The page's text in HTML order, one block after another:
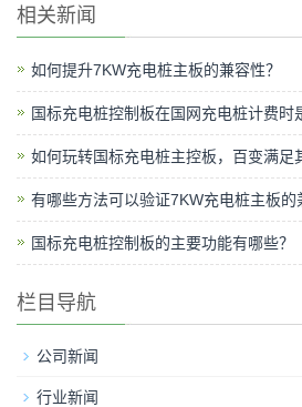
相关新闻
如何提升7KW充电桩主板的兼容性？
国标充电桩控制板在国网充电桩计费时
如何玩转国标充电桩主控板，百变满足
有哪些方法可以验证7KW充电桩主板的
国标充电桩控制板的主要功能有哪些？
栏目导航
公司新闻
行业新闻